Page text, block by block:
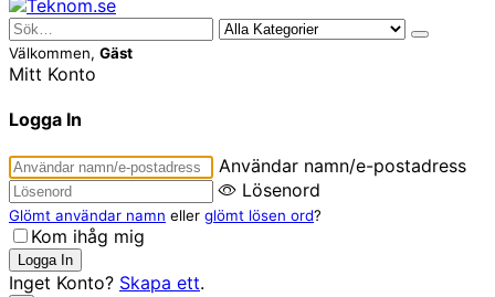
Välkommen, Gäst
Mitt Konto
Logga In
Användar namn/e-postadress
Lösenord
Glömt användar namn eller glömt lösen ord?
Kom ihåg mig
Inget Konto? Skapa ett.